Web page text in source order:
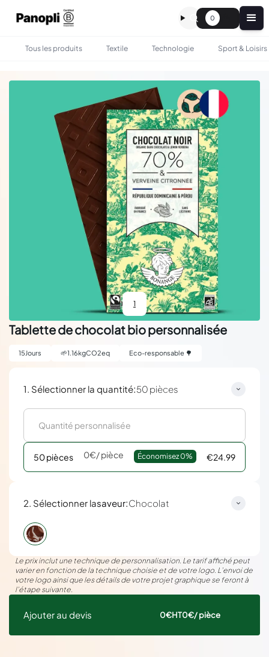
0
Tous les produits Textile Technologie Sport & Loisirs
1
Tablette de chocolat bio personnalisée
15 Jours 🌱1.16kgCO2eq Eco-responsable 🌳
1. Sélectionner la quantité:50 pièces
50 pièces 0€/ pièce Économisez 0% €24.99
2. Sélectionner lasaveur:Chocolat
Le prix inclut une technique de personnalisation. Le tarif affiché peut
varier en fonction de la technique choisie et de votre logo. L’envoi de
votre logo ainsi que les détails de votre projet graphique se feront à
l’étape suivante.
Ajouter au devis 0€HT0€/ pièce